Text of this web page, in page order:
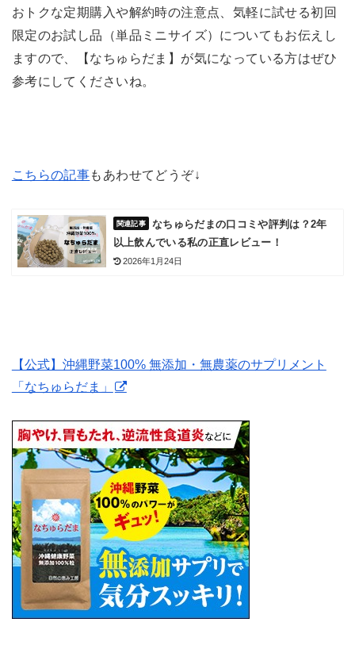
おトクな定期購入や解約時の注意点、気軽に試せる初回
限定のお試し品（単品ミニサイズ）についてもお伝えし
ますので、【なちゅらだま】が気になっている方はぜひ
参考にしてくださいね。
こちらの記事もあわせてどうぞ↓
なちゅらだまの口コミや評判は？2年
以上飲んでいる私の正直レビュー！
2026年1月24日
【公式】沖縄野菜100% 無添加・無農薬のサプリメント
「なちゅらだま」